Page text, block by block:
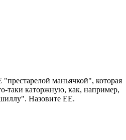
маньячкой", которая
таки каторжную, как, например,
Назовите ЕЕ.